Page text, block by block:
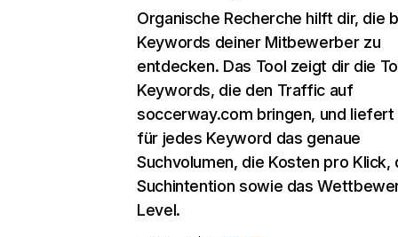
Organische Recherche hilft dir, die
Keywords deiner Mitbewerber zu
entdecken. Das Tool zeigt dir die
Keywords, die den Traffic auf
soccerway.com bringen, und liefert
für jedes Keyword das genaue
Suchvolumen, die Kosten pro Klick,
Suchintention sowie das
Level.